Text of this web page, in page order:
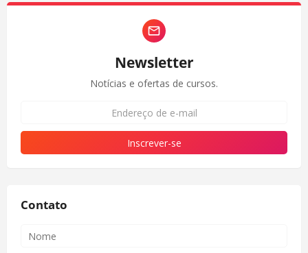
Newsletter
Notícias e ofertas de cursos.
Contato